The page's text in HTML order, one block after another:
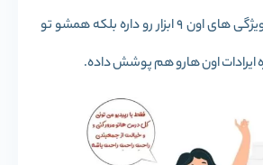
ای که نه تنها تمام ویژگی های اون 9 ابزار رو داره بلکه همشو تو
ایرادات اون هارو هم پوشش داده.